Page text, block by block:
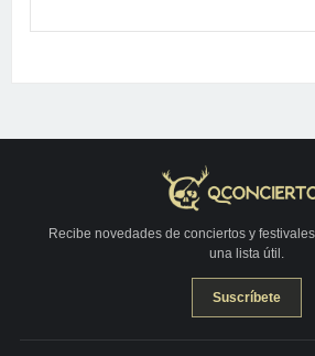
Recibe novedades de conciertos y
una lista útil.
Suscríbete